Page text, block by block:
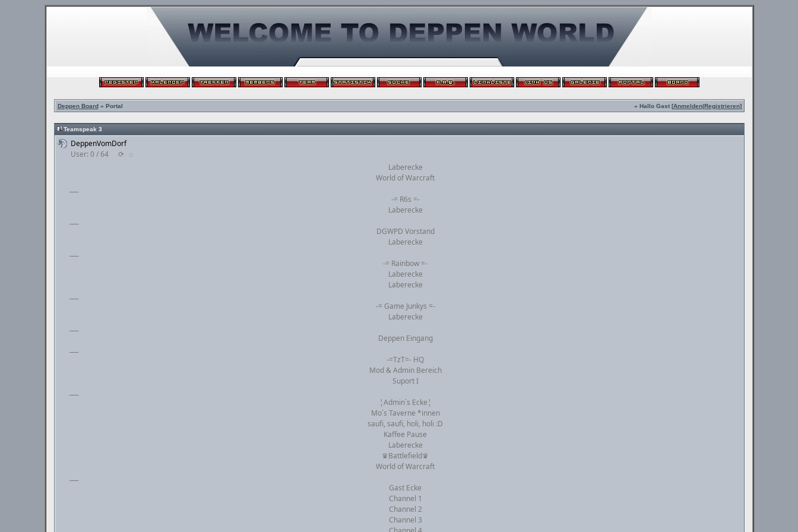
Deppen Board» Portal » Hallo Gast [Anmelden|Registrieren]
Teamspeak 3
DeppenVomDorf
User: 0 / 64
⟳ ◌
Laberecke
World of Warcraft
-= R6s =-
Laberecke
DGWPD Vorstand
Laberecke
-= Rainbow =-
Laberecke
Laberecke
-= Game Junkys =-
Laberecke
Deppen Eingang
-=TzT=- HQ
Mod & Admin Bereich
Suport I
¦Admin`s Ecke¦
Mo´s Taverne *innen
saufi, saufi, holi, holi :D
Kaffee Pause
Laberecke
♛Battlefield♛
World of Warcraft
Gast Ecke
Channel 1
Channel 2
Channel 3